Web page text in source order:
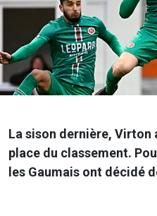
La sison dernière, Virton
place du classement.
les Gaumais ont décidé